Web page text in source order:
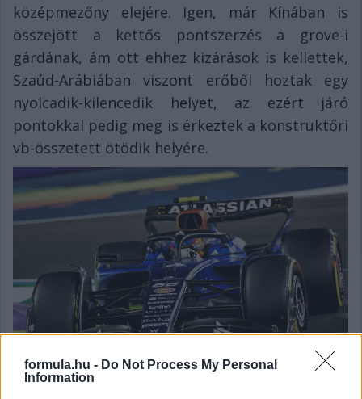
formula.hu - Do Not Process My Personal
Information
középmezőny elejére. Igen, már Kínában is
összejött a kettős pontszerzés a grove-i
gárdának, ám ott ehhez kizárások is kellettek,
Szaúd-Arábiában viszont erőből hoztak egy
nyolcadik-kilencedik helyet, az ezért járó
pontokkal pedig meg is érkeztek a konstruktőri
vb-összetett ötödik helyére.